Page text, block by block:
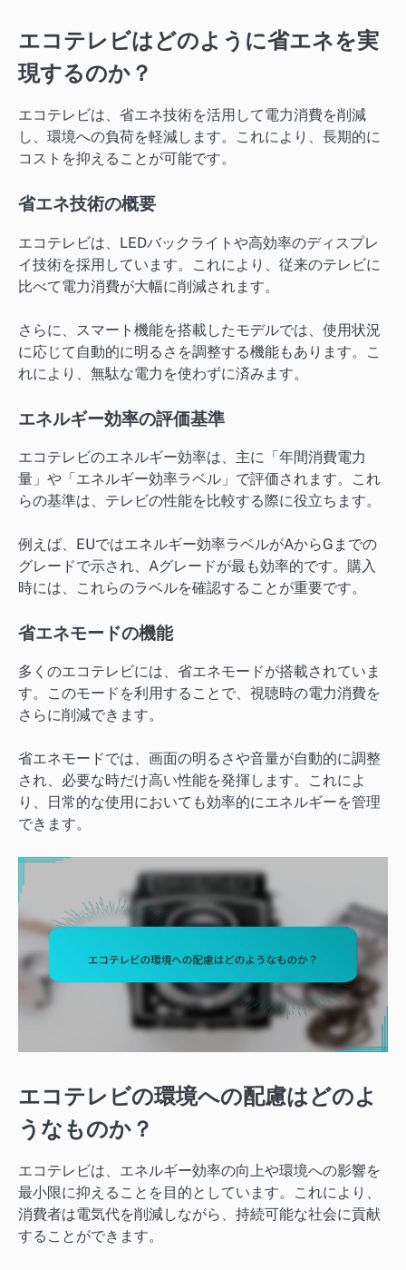
エコテレビはどのように省エネを実
現するのか？
エコテレビは、省エネ技術を活用して電力消費を削減
し、環境への負荷を軽減します。これにより、長期的に
コストを抑えることが可能です。
省エネ技術の概要
エコテレビは、LEDバックライトや高効率のディスプレ
イ技術を採用しています。これにより、従来のテレビに
比べて電力消費が大幅に削減されます。
さらに、スマート機能を搭載したモデルでは、使用状況
に応じて自動的に明るさを調整する機能もあります。こ
れにより、無駄な電力を使わずに済みます。
エネルギー効率の評価基準
エコテレビのエネルギー効率は、主に「年間消費電力
量」や「エネルギー効率ラベル」で評価されます。これ
らの基準は、テレビの性能を比較する際に役立ちます。
例えば、EUではエネルギー効率ラベルがAからGまでの
グレードで示され、Aグレードが最も効率的です。購入
時には、これらのラベルを確認することが重要です。
省エネモードの機能
多くのエコテレビには、省エネモードが搭載されていま
す。このモードを利用することで、視聴時の電力消費を
さらに削減できます。
省エネモードでは、画面の明るさや音量が自動的に調整
され、必要な時だけ高い性能を発揮します。これによ
り、日常的な使用においても効率的にエネルギーを管理
できます。
エコテレビの環境への配慮はどのよ
うなものか？
エコテレビは、エネルギー効率の向上や環境への影響を
最小限に抑えることを目的としています。これにより、
消費者は電気代を削減しながら、持続可能な社会に貢献
することができます。